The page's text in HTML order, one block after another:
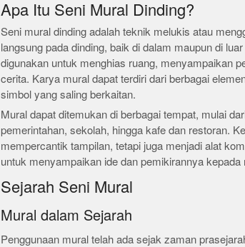
Apa Itu Seni Mural Dinding?
Seni mural dinding adalah teknik melukis atau
langsung pada dinding, baik di dalam maupun di
digunakan untuk menghias ruang, menyampaikan
cerita. Karya mural dapat terdiri dari berbagai
simbol yang saling berkaitan.
Mural dapat ditemukan di berbagai tempat, mulai
pemerintahan, sekolah, hingga kafe dan restoran.
mempercantik tampilan, tetapi juga menjadi alat
untuk menyampaikan ide dan pemikirannya kepada
Sejarah Seni Mural
Mural dalam Sejarah
Penggunaan mural telah ada sejak zaman